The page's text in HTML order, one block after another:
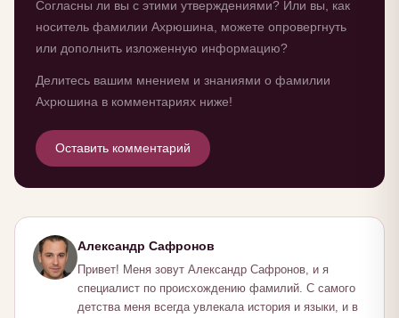
Согласны ли вы с этими утверждениями? Или вы, как
носитель фамилии Ахрюшина, можете опровергнуть
или дополнить изложенную информацию?
Делитесь вашим мнением и знаниями о фамилии
Ахрюшина в комментариях ниже!
Оставить комментарий
Александр Сафронов
Привет! Меня зовут Александр Сафронов, и я
специалист по происхождению фамилий. С самого
детства меня всегда увлекала история и языки, и в